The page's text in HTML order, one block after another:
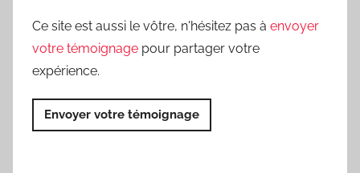
Ce site est aussi le vôtre, n'hésitez pas à envoyer
votre témoignage pour partager votre
expérience.
Envoyer votre témoignage